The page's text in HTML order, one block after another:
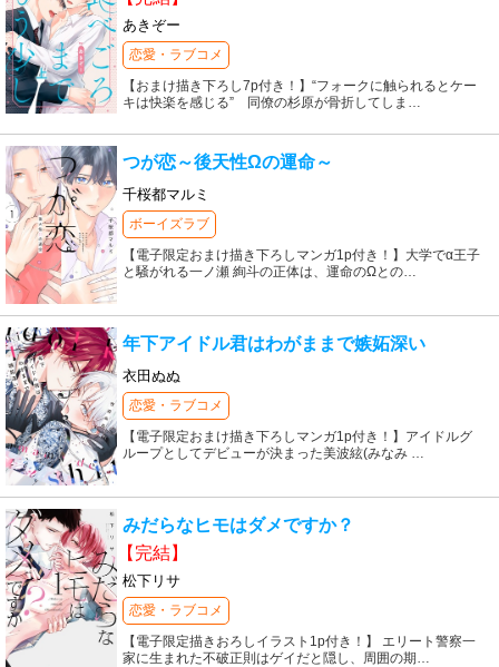
あきぞー
恋愛・ラブコメ
【おまけ描き下ろし7p付き！】“フォークに触られるとケー
キは快楽を感じる” 同僚の杉原が骨折してしま …
つが恋～後天性Ωの運命～
千桜都マルミ
ボーイズラブ
【電子限定おまけ描き下ろしマンガ1p付き！】大学でα王子
と騒がれる一ノ瀬 絢斗の正体は、運命のΩとの…
年下アイドル君はわがままで嫉妬深い
衣田ぬぬ
恋愛・ラブコメ
【電子限定おまけ描き下ろしマンガ1p付き！】アイドルグ
ループとしてデビューが決まった美波絃(みなみ …
みだらなヒモはダメですか？
【完結】
松下リサ
恋愛・ラブコメ
【電子限定描きおろしイラスト1p付き！】 エリート警察一
家に生まれた不破正則はゲイだと隠し、周囲の期…